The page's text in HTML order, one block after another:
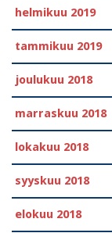
helmikuu 2019
tammikuu 2019
joulukuu 2018
marraskuu 2018
lokakuu 2018
syyskuu 2018
elokuu 2018